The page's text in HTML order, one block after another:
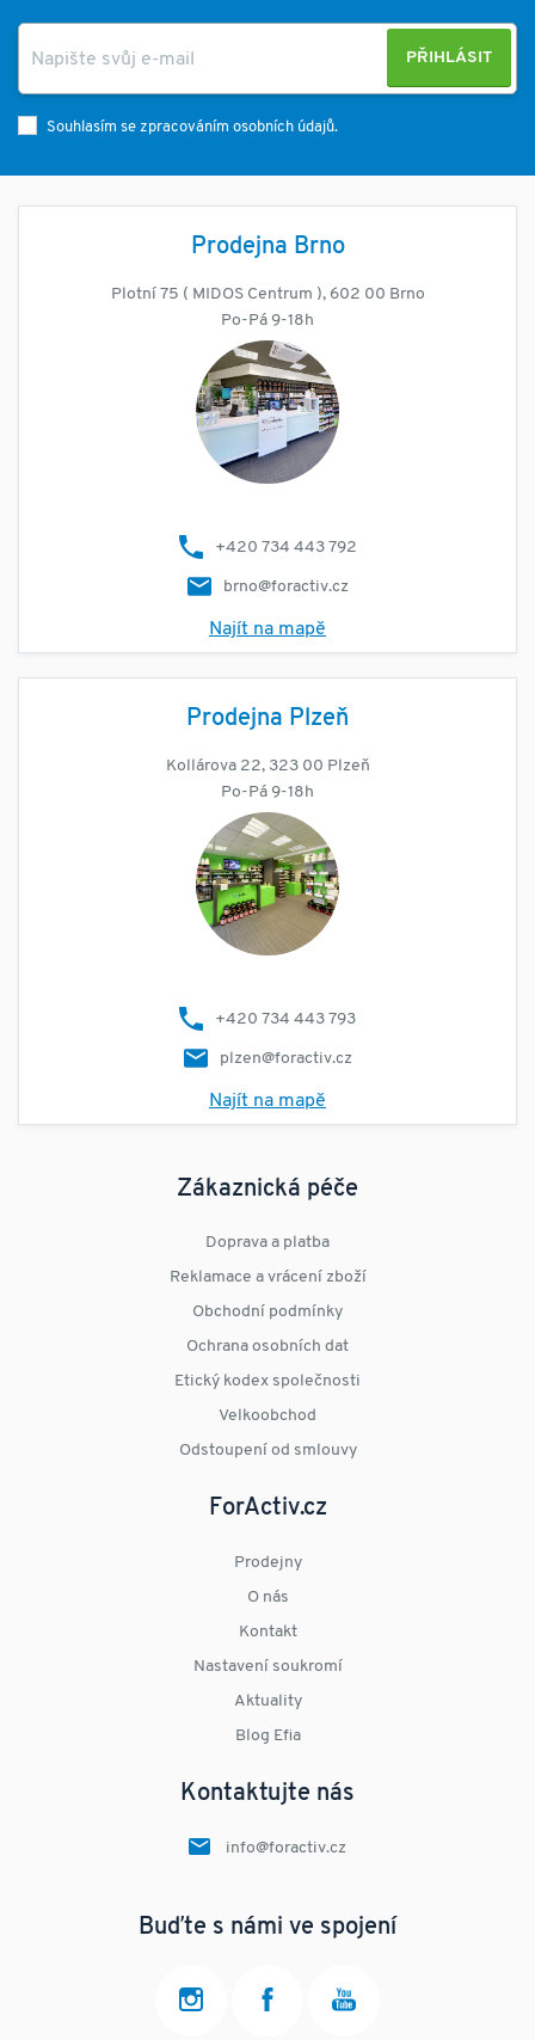
PŘIHLÁSIT
Souhlasím se zpracováním osobních údajů.
Prodejna Brno
Plotní 75 ( MIDOS Centrum ), 602 00 Brno
Po-Pá 9-18h
+420 734 443 792
brno@foractiv.cz
Najít na mapě
Prodejna Plzeň
Kollárova 22, 323 00 Plzeň
Po-Pá 9-18h
+420 734 443 793
plzen@foractiv.cz
Najít na mapě
Zákaznická péče
Doprava a platba
Reklamace a vrácení zboží
Obchodní podmínky
Ochrana osobních dat
Etický kodex společnosti
Velkoobchod
Odstoupení od smlouvy
ForActiv.cz
Prodejny
O nás
Kontakt
Nastavení soukromí
Aktuality
Blog Efia
Kontaktujte nás
info@foractiv.cz
Buďte s námi ve spojení